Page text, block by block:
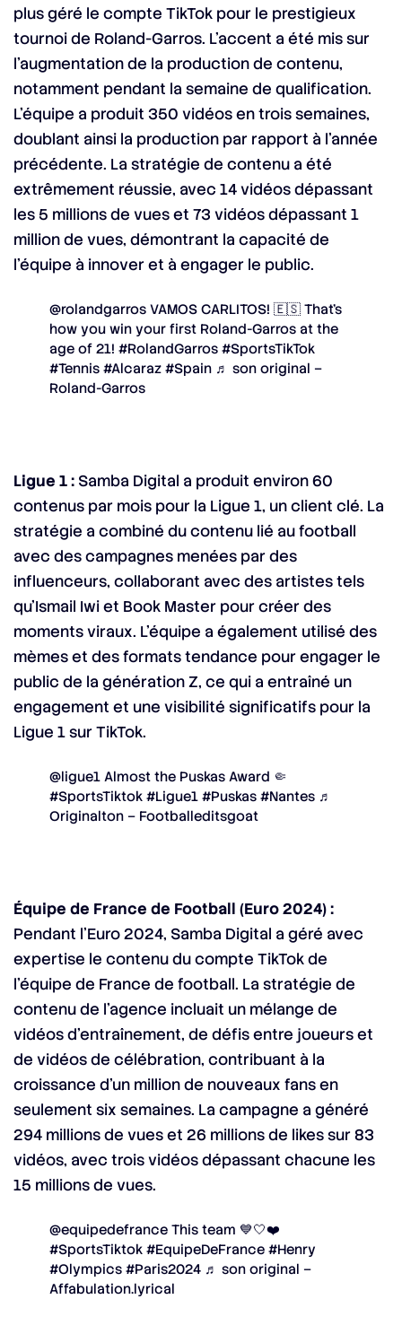
plus géré le compte TikTok pour le prestigieux
tournoi de Roland-Garros. L’accent a été mis sur
l’augmentation de la production de contenu,
notamment pendant la semaine de qualification.
L’équipe a produit 350 vidéos en trois semaines,
doublant ainsi la production par rapport à l’année
précédente. La stratégie de contenu a été
extrêmement réussie, avec 14 vidéos dépassant
les 5 millions de vues et 73 vidéos dépassant 1
million de vues, démontrant la capacité de
l’équipe à innover et à engager le public.
@rolandgarros VAMOS CARLITOS! 🇪🇸 That’s
how you win your first Roland-Garros at the
age of 21! #RolandGarros #SportsTikTok
#Tennis #Alcaraz #Spain ♬ son original –
Roland-Garros
Ligue 1 : Samba Digital a produit environ 60
contenus par mois pour la Ligue 1, un client clé. La
stratégie a combiné du contenu lié au football
avec des campagnes menées par des
influenceurs, collaborant avec des artistes tels
qu’Ismail Iwi et Book Master pour créer des
moments viraux. L’équipe a également utilisé des
mèmes et des formats tendance pour engager le
public de la génération Z, ce qui a entraîné un
engagement et une visibilité significatifs pour la
Ligue 1 sur TikTok.
@ligue1 Almost the Puskas Award 🤏
#SportsTiktok #Ligue1 #Puskas #Nantes ♬
Originalton – Footballeditsgoat
Équipe de France de Football (Euro 2024) :
Pendant l’Euro 2024, Samba Digital a géré avec
expertise le contenu du compte TikTok de
l’équipe de France de football. La stratégie de
contenu de l’agence incluait un mélange de
vidéos d’entraînement, de défis entre joueurs et
de vidéos de célébration, contribuant à la
croissance d’un million de nouveaux fans en
seulement six semaines. La campagne a généré
294 millions de vues et 26 millions de likes sur 83
vidéos, avec trois vidéos dépassant chacune les
15 millions de vues.
@equipedefrance This team 💙🤍❤️
#SportsTiktok #EquipeDeFrance #Henry
#Olympics #Paris2024 ♬ son original –
Affabulation.lyrical